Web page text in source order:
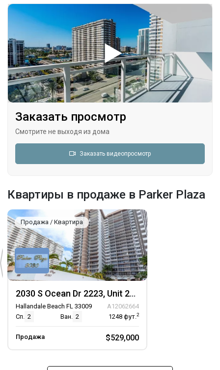
Заказать просмотр
Смотрите не выходя из дома
Заказать видеопросмотр
Квартиры в продаже в Parker Plaza
Продажа / Квартира
2030 S Ocean Dr 2223, Unit 2223
Hallandale Beach FL 33009
A12062664
Сп. 2 Ван. 2 1248 фут.2
Продажа $529,000